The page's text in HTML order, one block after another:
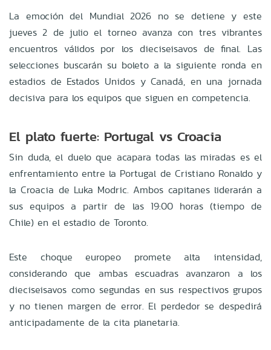
La emoción del Mundial 2026 no se detiene y este
jueves 2 de julio el torneo avanza con tres vibrantes
encuentros válidos por los dieciseisavos de final. Las
selecciones buscarán su boleto a la siguiente ronda en
estadios de Estados Unidos y Canadá, en una jornada
decisiva para los equipos que siguen en competencia.
El plato fuerte: Portugal vs Croacia
Sin duda, el duelo que acapara todas las miradas es el
enfrentamiento entre la Portugal de Cristiano Ronaldo y
la Croacia de Luka Modric. Ambos capitanes liderarán a
sus equipos a partir de las 19:00 horas (tiempo de
Chile) en el estadio de Toronto.
Este choque europeo promete alta intensidad,
considerando que ambas escuadras avanzaron a los
dieciseisavos como segundas en sus respectivos grupos
y no tienen margen de error. El perdedor se despedirá
anticipadamente de la cita planetaria.